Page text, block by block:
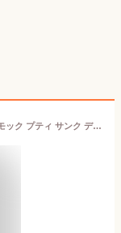
【エントリーポイント10倍】【公式】ヨックモック プティ サンク デリス 5種27個入 お中元 夏ギフト 2026 詰め合わせ プレゼント スイーツ ギフト プチギフト クッキー 退職 洋菓子 お菓子 焼き菓子 手土産 個包装 お取り寄せ お礼 お祝い